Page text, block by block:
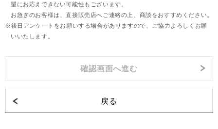
望にお応えできない可能性もございます。
お急ぎのお客様は、直接販売店へご連絡の上、商談をおすすめください。
後日アンケ―トをお願いする場合がありますので、ご協力よろしくお願
いいたします。
戻る